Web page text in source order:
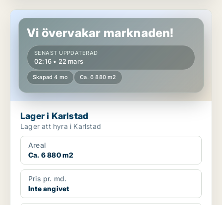
Lager i Karlstad
Vi övervakar marknaden!
SENAST UPPDATERAD
02:16 • 22 mars
Skapad 4 mo Ca. 6 880 m2
Lager i Karlstad
Lager att hyra i Karlstad
Areal
Ca. 6 880 m2
Pris pr. md.
Inte angivet